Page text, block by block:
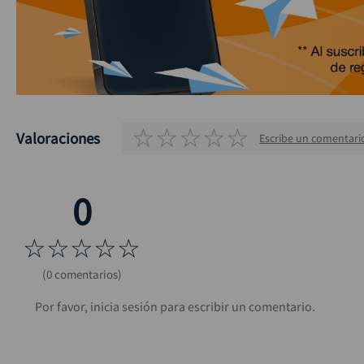
Valoraciones ☆☆☆☆☆ Escribe un
☆☆☆☆☆
(0 comentarios)